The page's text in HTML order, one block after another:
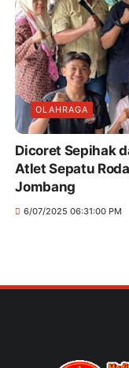
OLAHRAGA
Dicoret Sepihak
Atlet Sepatu
Jombang
6/07/2025 06:31:00 PM